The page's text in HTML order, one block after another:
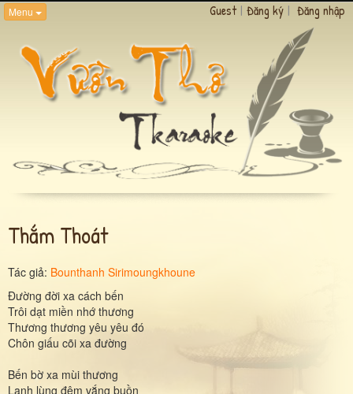
Menu Guest | Đăng ký | Đăng nhập
Thắm Thoát
Tác giả: Bounthanh Sirimoungkhoune
Đường đời xa cách bến
Trôi dạt miền nhớ thương
Thương thương yêu yêu đó
Chôn giấu cõi xa đường
Bến bờ xa mùi thương
Lạnh lùng đêm vắng buồn